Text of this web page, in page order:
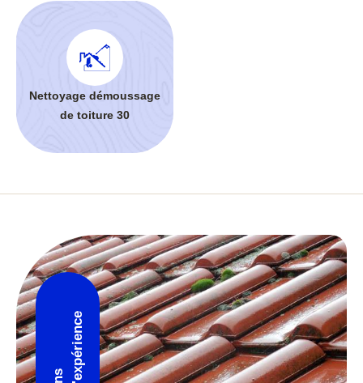
Nettoyage démoussage
de toiture 30
D'expérience